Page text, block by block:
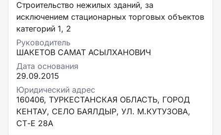
Строительство нежилых зданий, за
исключением стационарных торговых объектов
категорий 1, 2
Руководитель
ШАКЕТОВ САМАТ АСЫЛХАНОВИЧ
Дата основания
29.09.2015
Юридический адрес
160406, ТУРКЕСТАНСКАЯ ОБЛАСТЬ, ГОРОД
КЕНТАУ, СЕЛО БАЯЛДЫР, УЛ. М.КУТУЗОВА,
СТ-Е 28А